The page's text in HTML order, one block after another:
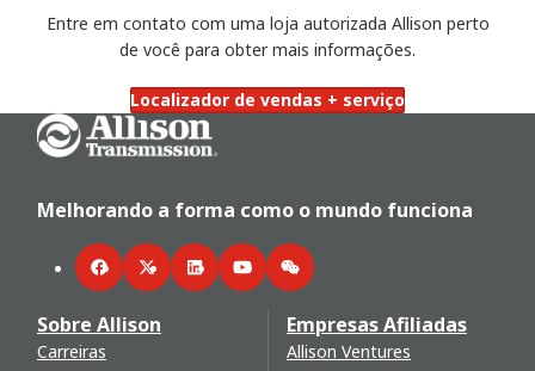
Entre em contato com uma loja autorizada Allison perto
de você para obter mais informações.
Localizador de vendas + serviço
Go Home
Melhorando a forma como o mundo funciona
FacebookTwitterLinkedInYouTubeWeChat
Sobre Allison
Carreiras
Empresas Afiliadas
Allison Ventures